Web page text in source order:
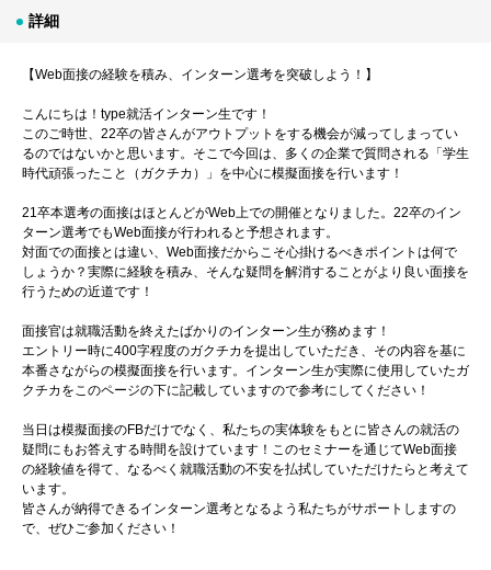
詳細
【Web面接の経験を積み、インターン選考を突破しよう！】
こんにちは！type就活インターン生です！
このご時世、22卒の皆さんがアウトプットをする機会が減ってしまってい
るのではないかと思います。そこで今回は、多くの企業で質問される「学生
時代頑張ったこと（ガクチカ）」を中心に模擬面接を行います！
21卒本選考の面接はほとんどがWeb上での開催となりました。22卒のイン
ターン選考でもWeb面接が行われると予想されます。
対面での面接とは違い、Web面接だからこそ心掛けるべきポイントは何で
しょうか？実際に経験を積み、そんな疑問を解消することがより良い面接を
行うための近道です！
面接官は就職活動を終えたばかりのインターン生が務めます！
エントリー時に400字程度のガクチカを提出していただき、その内容を基に
本番さながらの模擬面接を行います。インターン生が実際に使用していたガ
クチカをこのページの下に記載していますので参考にしてください！
当日は模擬面接のFBだけでなく、私たちの実体験をもとに皆さんの就活の
疑問にもお答えする時間を設けています！このセミナーを通じてWeb面接
の経験値を得て、なるべく就職活動の不安を払拭していただけたらと考えて
います。
皆さんが納得できるインターン選考となるよう私たちがサポートしますの
で、ぜひご参加ください！